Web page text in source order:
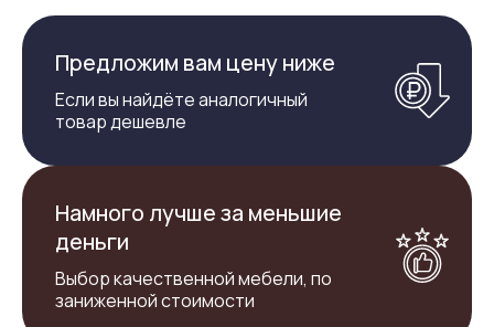
Предложим вам цену ниже
Если вы найдёте аналогичный
товар дешевле
Намного лучше за меньшие
деньги
Выбор качественной мебели, по
заниженной стоимости